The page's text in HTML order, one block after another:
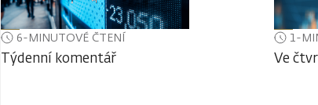
6-MINUTOVÉ ČTENÍ
Týdenní komentář
1-
Ve